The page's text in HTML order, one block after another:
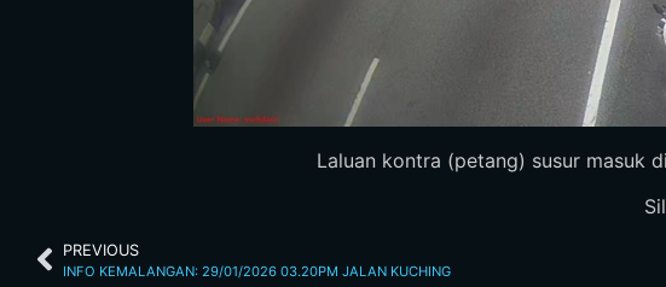
Laluan kontra (petang) susur masuk
PREVIOUS
INFO KEMALANGAN: 29/01/2026 03.20PM JALAN KUCHING